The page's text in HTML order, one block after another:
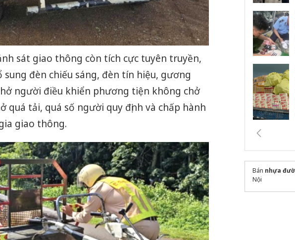
sát giao thông còn tích cực tuyên truyền,
đèn chiếu sáng, đèn tín hiệu, gương
người điều khiển phương tiện không chở
quá tải, quá số người quy định và chấp hành
giao thông.
Thanh Hóa: Tìm bị
hại trong vụ án buôn
bán bình sữa
An Giang: Đối tượng
chủ mưu đường dây
bán hàng giả tại Phú
Quốc ra đầu thú
Bán nhựa
Nội